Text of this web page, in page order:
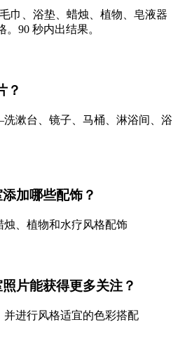
巾、浴垫、蜡烛、植物、皂液器
90 秒内出结果。
？
漱台、镜子、马桶、淋浴间、浴
加哪些配饰？
、植物和水疗风格配饰
片能获得更多关注？
进行风格适宜的色彩搭配